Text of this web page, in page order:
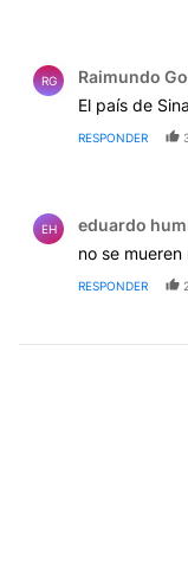
RG Raimundo
El país de
RESPONDER
EH eduardo
no se
RESPONDER